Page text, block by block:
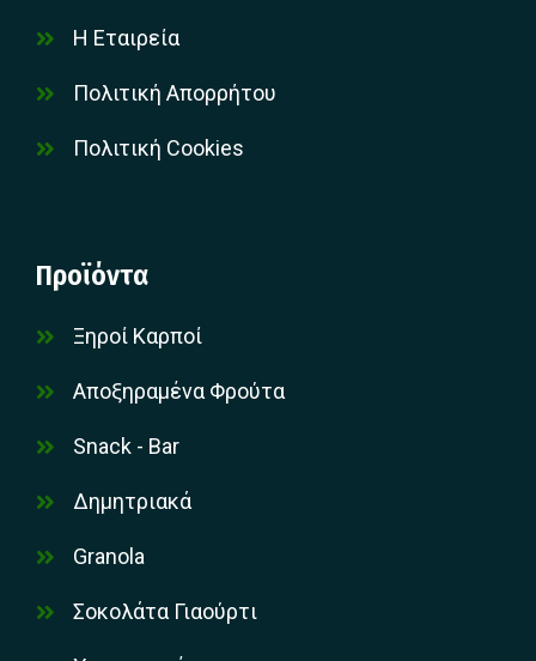
Η Εταιρεία
Πολιτική Απορρήτου
Πολιτική Cookies
Προϊόντα
Ξηροί Καρποί
Αποξηραμένα Φρούτα
Snack - Bar
Δημητριακά
Granola
Σοκολάτα Γιαούρτι